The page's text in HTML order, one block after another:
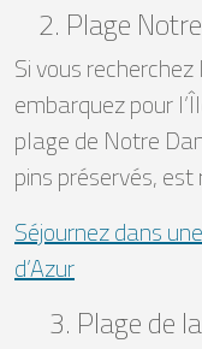
2. Plage
Si vous
embarquez pour
plage de Notre
pins préservés,
Séjournez dans
d’Azur
3. Plage de